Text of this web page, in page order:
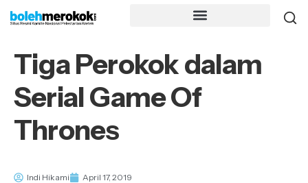
Tiga Perokok dalam
Serial Game Of
Thrones
Indi Hikami April 17, 2019